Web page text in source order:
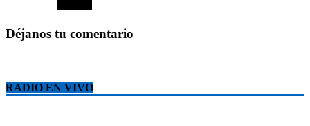
Déjanos tu comentario
RADIO EN VIVO